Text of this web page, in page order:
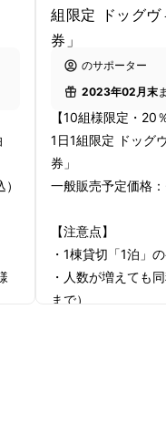
ベート感漂う
7
組限定 ドッグ
券」
のサポーター
2023年02月末
【10組様限定・20
1日1組限定 ドッグ
券」
一般販売予定価格
【注意点】
・1棟貸切「1泊」
・人数が増えても
まで）